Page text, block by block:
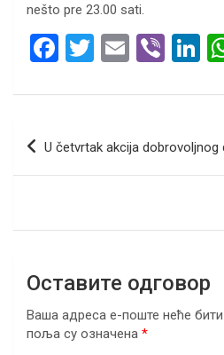
nešto pre 23.00 sati.
F
ce
b
o
T
tt
er
E
ail
Vi
er
Li
n
Кретање
U četvrtak akcija dobrovoljnog
Оставите одговор
Ваша адреса е-поште неће
поља су означена *